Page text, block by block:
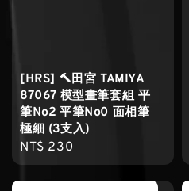
[HRS] 🔨田宮 TAMIYA
87067 模型畫筆套組 平
筆No2 平筆No0 面相筆
極細 (3支入)
Regular
price
NT$ 230